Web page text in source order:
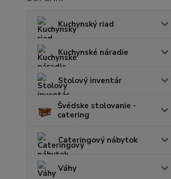
Kuchynský riad
Kuchynské náradie
Stolový inventár
Švédske stolovanie -
catering
Cateringový nábytok
Váhy